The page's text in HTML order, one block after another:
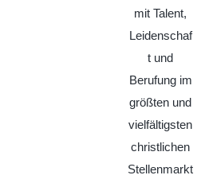
mit Talent,
Leidenschaf
t und
Berufung im
größten und
vielfältigsten
christlichen
Stellenmarkt